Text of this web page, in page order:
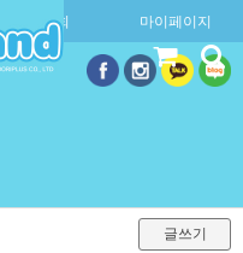
주문조회 마이페이지
글쓰기